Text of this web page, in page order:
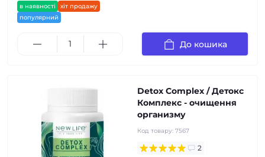
в наявності
хіт продажу
популярний
До кошика
Detox Complex / Детокс
Комплекс - очищення
организму
Код товару: 7567
2